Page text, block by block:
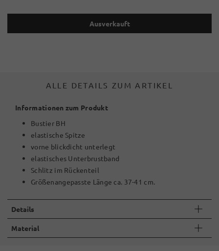
Ausverkauft
ALLE DETAILS ZUM ARTIKEL
Informationen zum Produkt
Bustier BH
elastische Spitze
vorne blickdicht unterlegt
elastisches Unterbrustband
Schlitz im Rückenteil
Größenangepasste Länge ca. 37-41 cm.
Details
Material